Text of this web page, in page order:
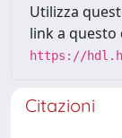
Utilizza
link a
https://
Citazioni